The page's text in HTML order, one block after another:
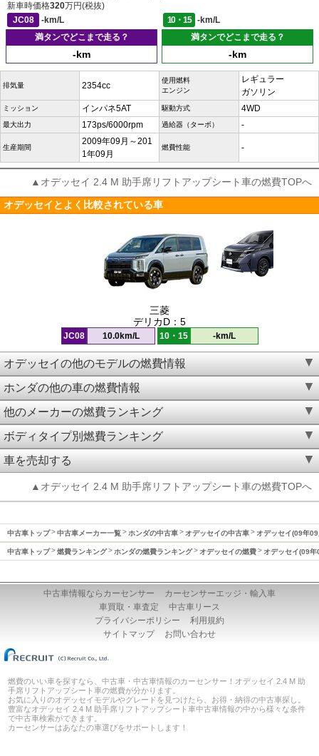
新車時価格320万円(税抜)
JC08
-km/L 10・15
-km/L
満タンでどこまで走る？
-km
満タンでどこまで走る？
-km
排気量 2354cc
使用燃料
エンジン
レギュラー
ガソリン
ミッション インパネ5AT 駆動方式 4WD
最大出力 173ps/6000rpm 過給器（ターボ） -
生産期間
2009年09月～201
1年09月
燃費性能 -
▲オデッセイ 2.4 M 助手席リフトアップシート車の燃費TOPへ
オデッセイとよく比較されている車
三菱
デリカD：5
JC08 10.0km/L 10・15 -km/L
オデッセイの他のモデルの燃費情報
ホンダの他の車の燃費情報
他のメーカーの燃費ランキング
ボディタイプ別燃費ランキング
車を売却する
▲オデッセイ 2.4 M 助手席リフトアップシート車の燃費TOPへ
中古車トップ 中古車メーカー一覧 ホンダの中古車 オデッセイの中古車 オデッセイ(09年
中古車トップ 燃費ランキング ホンダの燃費ランキング オデッセイの燃費 オデッセイ(09
中古車情報ならカーセンサー
カーセンサーエッジ・輸入車
車買取・車査定
中古車リース
プライバシーポリシー
利用規約
サイトマップ
お問い合わせ
燃費のいい車を探すなら、中古車・中古車情報のカーセンサー！オデッセイ 2.4 M 助
手席リフトアップシート車の燃費が分かります。
お気に入りのオデッセイモデルやグレードを見つけたら、お得・納得の中古車探し。
豊富なオデッセイ 2.4 M 助手席リフトアップシート車中古車情報の中から様々な条件
で中古車検索ができます。
カーセンサーはあなたの車選びをサポートします！